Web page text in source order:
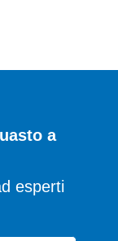
a
esperti